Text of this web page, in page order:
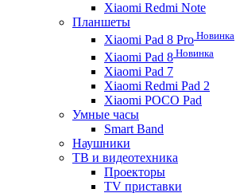
Xiaomi Redmi Note
Планшеты
Xiaomi Pad 8 Pro Новинка
Xiaomi Pad 8 Новинка
Xiaomi Pad 7
Xiaomi Redmi Pad 2
Xiaomi POCO Pad
Умные часы
Smart Band
Наушники
ТВ и видеотехника
Проекторы
TV приставки